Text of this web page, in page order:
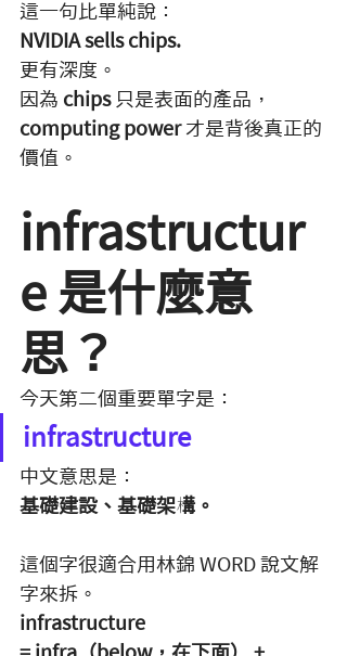
這一句比單純說：
NVIDIA sells chips.
更有深度。
因為 chips 只是表面的產品，
computing power 才是背後真正的
價值。
infrastructur
e 是什麼意
思？
今天第二個重要單字是：
infrastructure
中文意思是：
基礎建設、基礎架構。
這個字很適合用林錦 WORD 說文解
字來拆。
infrastructure
= infra（below，在下面） +